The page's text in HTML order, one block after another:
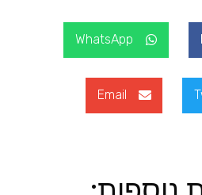
WhatsApp
Email